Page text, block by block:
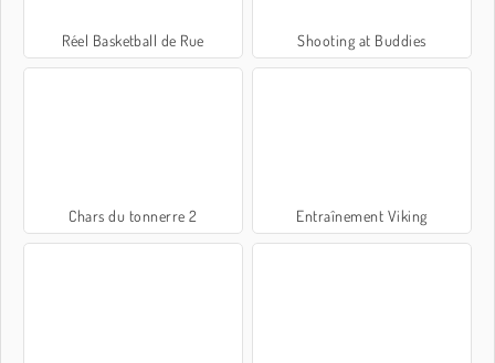
Réel Basketball de Rue Shooting at Buddies
Chars du tonnerre 2 Entraînement Viking